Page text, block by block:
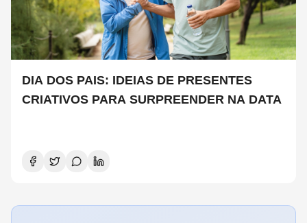
DIA DOS PAIS: IDEIAS DE PRESENTES
CRIATIVOS PARA SURPREENDER NA DATA